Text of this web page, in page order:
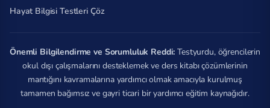
Hayat Bilgisi Testleri Çöz
Önemli Bilgilendirme ve Sorumluluk Reddi: Testyurdu, öğrencilerin
okul dışı çalışmalarını desteklemek ve ders kitabı çözümlerinin
mantığını kavramalarına yardımcı olmak amacıyla kurulmuş
tamamen bağımsız ve gayri ticari bir yardımcı eğitim kaynağıdır.